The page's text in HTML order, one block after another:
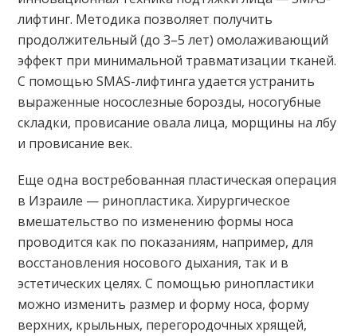
лифтинг. Методика позволяет получить
продолжительный (до 3–5 лет) омолаживающий
эффект при минимальной травматизации тканей.
С помощью SMAS-лифтинга удается устранить
выраженные носослезные борозды, носогубные
складки, провисание овала лица, морщины на лбу
и провисание век.
Еще одна востребованная пластическая операция
в Израиле — ринопластика. Хирургическое
вмешательство по изменению формы носа
проводится как по показаниям, например, для
восстановления носового дыхания, так и в
эстетических целях. С помощью ринопластики
можно изменить размер и форму носа, форму
верхних, крыльных, перегородочных хрящей,